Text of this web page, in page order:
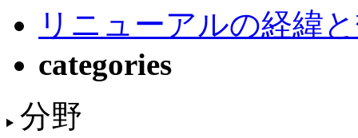
リニューアルの経緯
categories
分野